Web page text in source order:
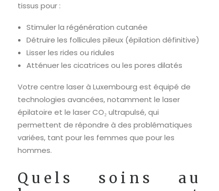
tissus pour :
Stimuler la régénération cutanée
Détruire les follicules pileux (épilation définitive)
Lisser les rides ou ridules
Atténuer les cicatrices ou les pores dilatés
Votre centre laser à Luxembourg est équipé de
technologies avancées, notamment le laser
épilatoire et le laser CO₂ ultrapulsé, qui
permettent de répondre à des problématiques
variées, tant pour les femmes que pour les
hommes.
Quels soins au